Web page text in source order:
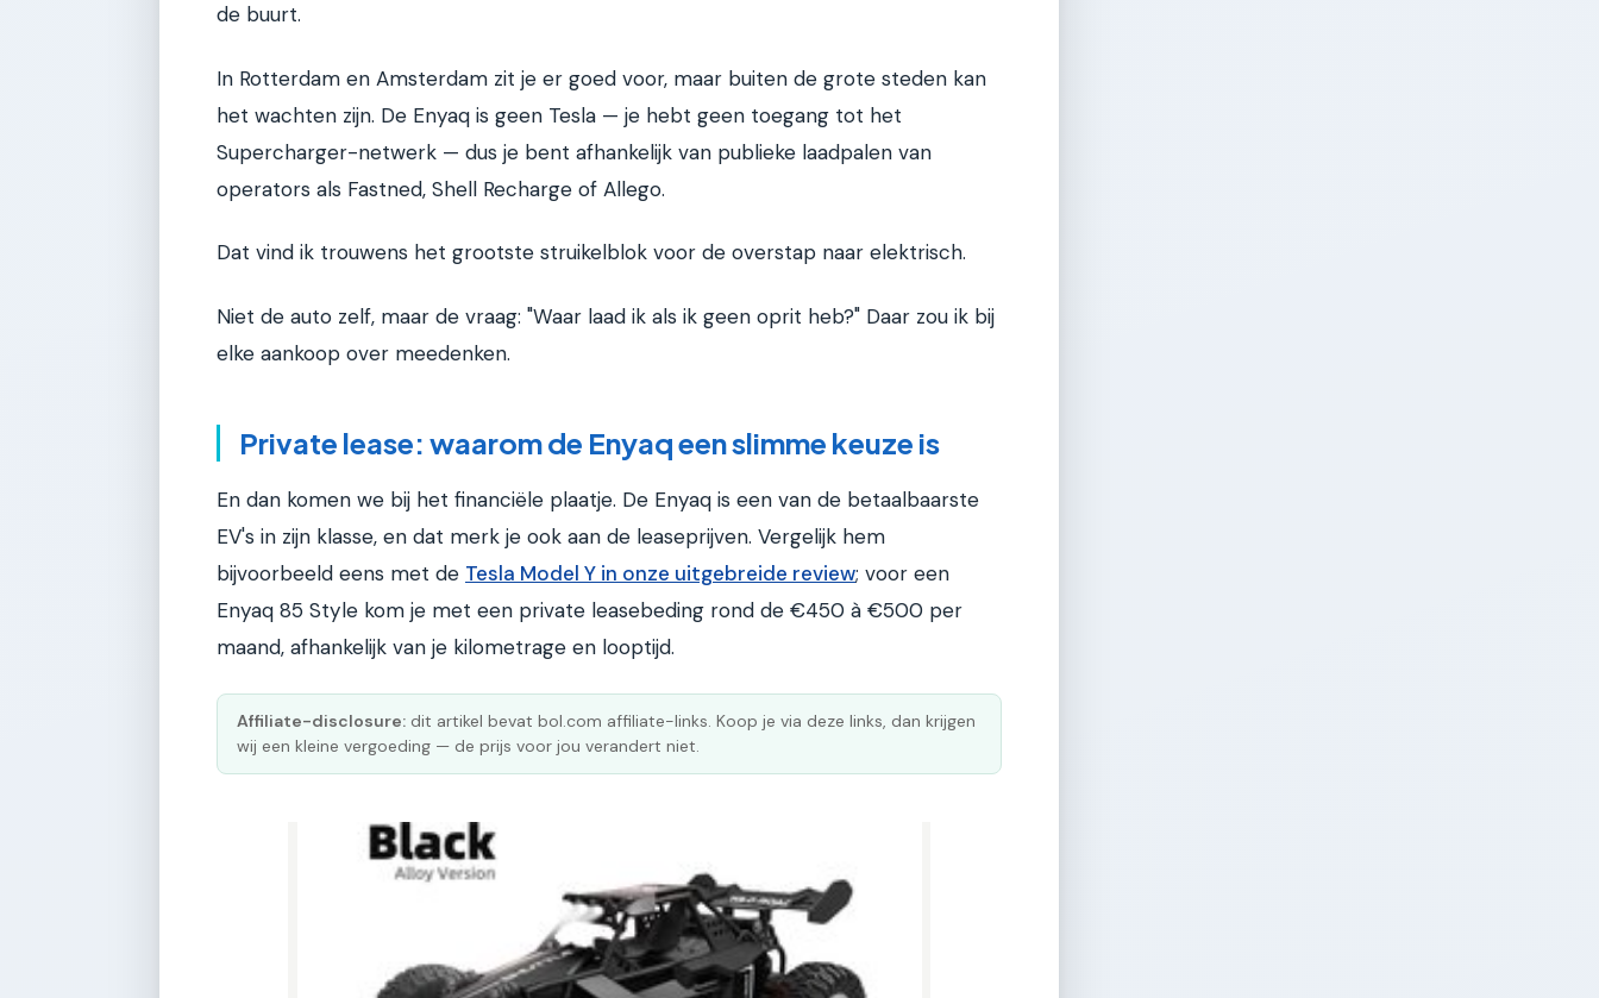
de buurt.
In Rotterdam en Amsterdam zit je er goed voor, maar buiten de grote steden kan
het wachten zijn. De Enyaq is geen Tesla — je hebt geen toegang tot het
Supercharger-netwerk — dus je bent afhankelijk van publieke laadpalen van
operators als Fastned, Shell Recharge of Allego.
Dat vind ik trouwens het grootste struikelblok voor de overstap naar elektrisch.
Niet de auto zelf, maar de vraag: "Waar laad ik als ik geen oprit heb?" Daar zou ik bij
elke aankoop over meedenken.
Private lease: waarom de Enyaq een slimme keuze is
En dan komen we bij het financiële plaatje. De Enyaq is een van de betaalbaarste
EV's in zijn klasse, en dat merk je ook aan de leaseprijven. Vergelijk hem
bijvoorbeeld eens met de Tesla Model Y in onze uitgebreide review; voor een
Enyaq 85 Style kom je met een private leasebeding rond de €450 à €500 per
maand, afhankelijk van je kilometrage en looptijd.
Affiliate-disclosure: dit artikel bevat bol.com affiliate-links. Koop je via deze links, dan krijgen
wij een kleine vergoeding — de prijs voor jou verandert niet.